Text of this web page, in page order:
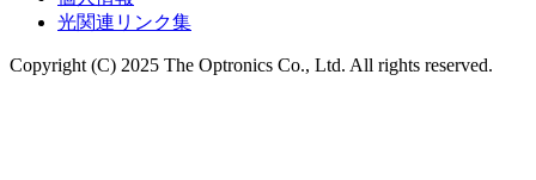
光関連リンク集
Copyright (C) 2025 The Optronics Co., Ltd. All rights reserved.